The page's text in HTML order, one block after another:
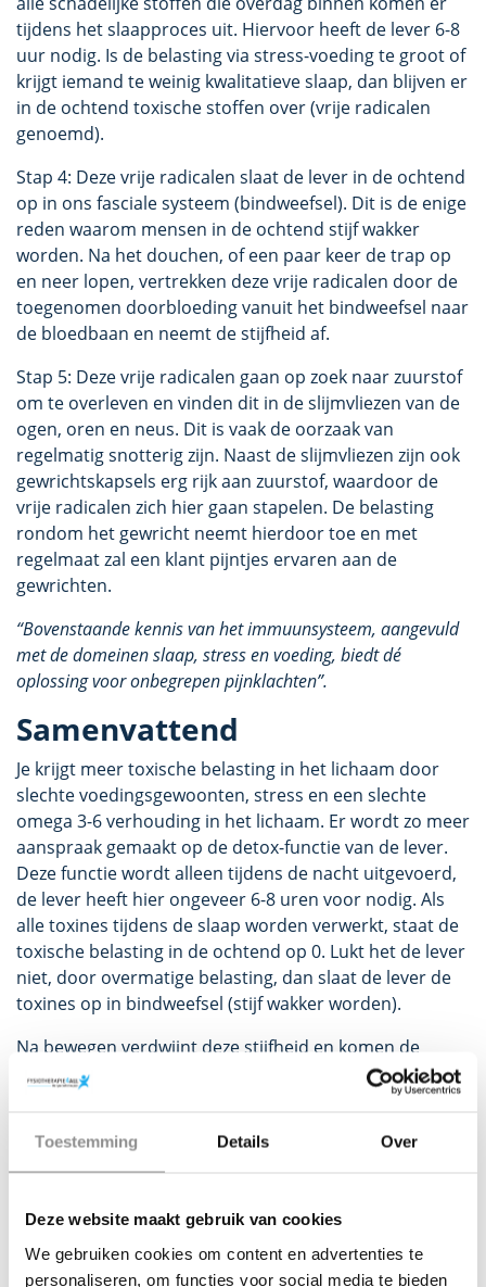
Toestemming Details Over
Deze website maakt gebruik van cookies
We gebruiken cookies om content en advertenties te
personaliseren, om functies voor social media te bieden
tijdens het slaapproces uit. Hiervoor heeft de lever 6-8
uur nodig. Is de belasting via stress-voeding te groot of
krijgt iemand te weinig kwalitatieve slaap, dan blijven er
in de ochtend toxische stoffen over (vrije radicalen
genoemd).
Stap 4: Deze vrije radicalen slaat de lever in de ochtend
op in ons fasciale systeem (bindweefsel). Dit is de enige
reden waarom mensen in de ochtend stijf wakker
worden. Na het douchen, of een paar keer de trap op
en neer lopen, vertrekken deze vrije radicalen door de
toegenomen doorbloeding vanuit het bindweefsel naar
de bloedbaan en neemt de stijfheid af.
Stap 5: Deze vrije radicalen gaan op zoek naar zuurstof
om te overleven en vinden dit in de slijmvliezen van de
ogen, oren en neus. Dit is vaak de oorzaak van
regelmatig snotterig zijn. Naast de slijmvliezen zijn ook
gewrichtskapsels erg rijk aan zuurstof, waardoor de
vrije radicalen zich hier gaan stapelen. De belasting
rondom het gewricht neemt hierdoor toe en met
regelmaat zal een klant pijntjes ervaren aan de
gewrichten.
“Bovenstaande kennis van het immuunsysteem, aangevuld
met de domeinen slaap, stress en voeding, biedt dé
oplossing voor onbegrepen pijnklachten”.
Samenvattend
Je krijgt meer toxische belasting in het lichaam door
slechte voedingsgewoonten, stress en een slechte
omega 3-6 verhouding in het lichaam. Er wordt zo meer
aanspraak gemaakt op de detox-functie van de lever.
Deze functie wordt alleen tijdens de nacht uitgevoerd,
de lever heeft hier ongeveer 6-8 uren voor nodig. Als
alle toxines tijdens de slaap worden verwerkt, staat de
toxische belasting in de ochtend op 0. Lukt het de lever
niet, door overmatige belasting, dan slaat de lever de
toxines op in bindweefsel (stijf wakker worden).
Na bewegen verdwijnt deze stijfheid en komen de
toxines in de bloedbaan. Om te overleven gaan deze op
zoek naar zuurstof. Deze vinden ze in de slijmvliezen
gewrichten (pijnklachten). Iemand die met de juiste
mindset en gezonde voeding een aanzienlijk
pijnklachten creëren omdat de lever zijn detox-functie
niet optimaal kan uitvoeren.